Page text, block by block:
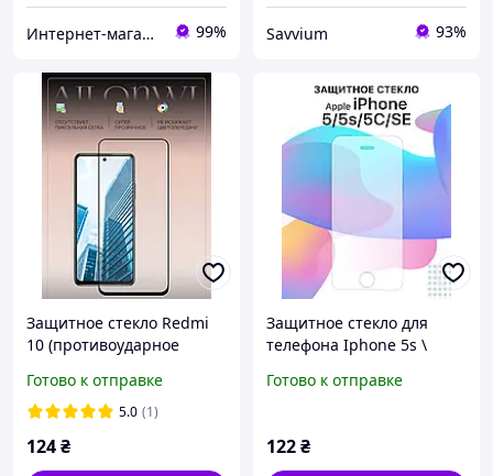
Интернет-магазин EVSE 99% Savvium 93%
Защитное стекло Redmi
10 (противоударное
телефона)
Готово к отправке
5.0 (1)
124₴
Защитное стекло для
телефона Iphone 5s \
телефона Айфон 5
Готово к отправке
122₴